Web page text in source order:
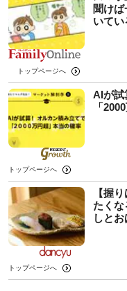
聞け
いてい
トップページへ
AIが
「
トップページへ
【握
たく
しと
トップページへ